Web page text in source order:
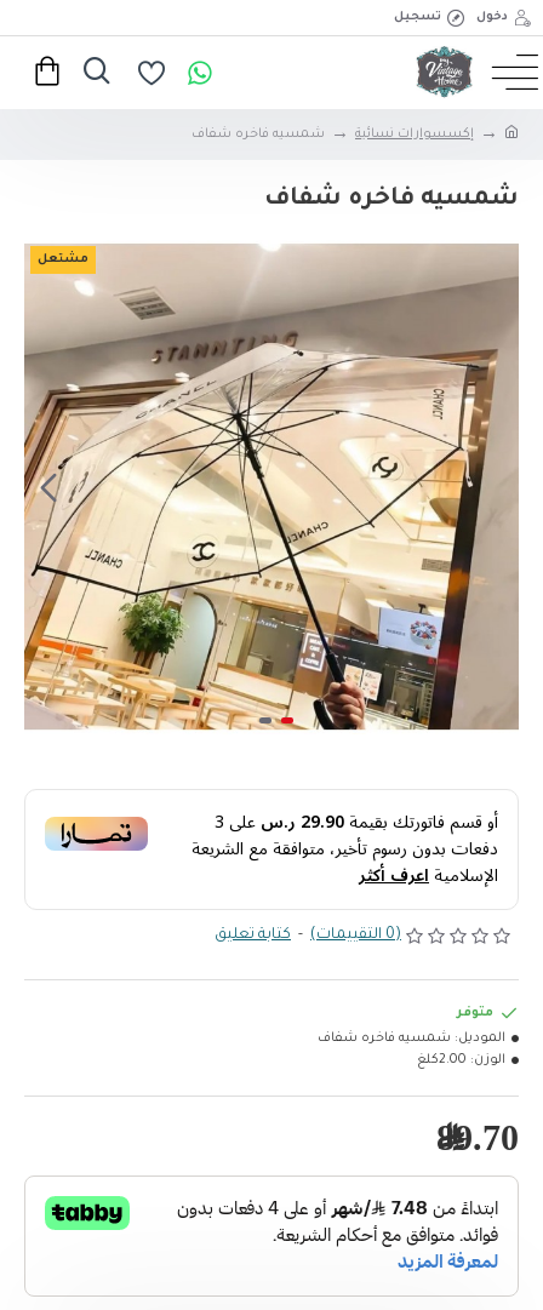
دخول تسجيل
إكسسوارات نسائية شمسيه فاخره شفاف
شمسيه فاخره شفاف
مشتعل
أو قسم فاتورتك بقيمة29.90 ر.س على3
دفعات بدون رسوم تأخير، متوافقة مع الشريعة
الإسلاميةاعرف أكثر
(0 التقييمات) - كتابة تعليق
89.70﷼
متوفر
الموديل: شمسيه فاخره شفاف
الوزن: 2.00كلغ